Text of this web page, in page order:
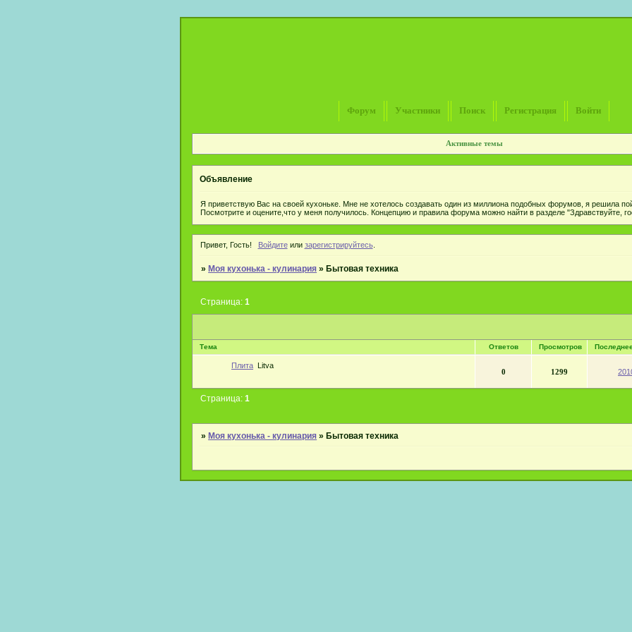
Форум Участники Поиск Регистрация Войти
Активные темы
Объявление
Я приветствую Вас на своей кухоньке. Мне не хотелось создавать один из миллиона подобных форумов, я решила
Посмотрите и оцените,что у меня получилось. Концепцию и правила форума можно найти в разделе "Здравствуйте,
Привет, Гость! Войдитеили зарегистрируйтесь.
» Моя кухонька - кулинария » Бытовая техника
Страница:1
Тема Ответов Просмотров
Плита Litva
0 1299
Страница:1
»Моя кухонька - кулинария »Бытовая техника